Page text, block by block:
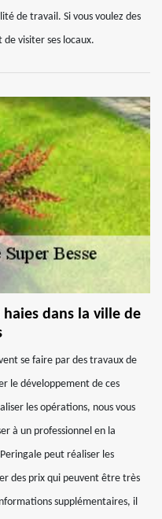
de travail. Si vous voulez des
visiter ses locaux.
dans la ville de
se faire par des travaux de
le développement de ces
les opérations, nous vous
à un professionnel en la
peut réaliser les
des prix qui peuvent être très
supplémentaires, il